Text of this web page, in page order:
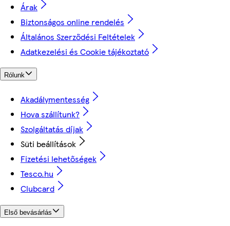
Árak
Biztonságos online rendelés
Általános Szerződési Feltételek
Adatkezelési és Cookie tájékoztató
Rólunk
Akadálymentesség
Hova szállítunk?
Szolgáltatás díjak
Süti beállítások
Fizetési lehetőségek
Tesco.hu
Clubcard
Első bevásárlás